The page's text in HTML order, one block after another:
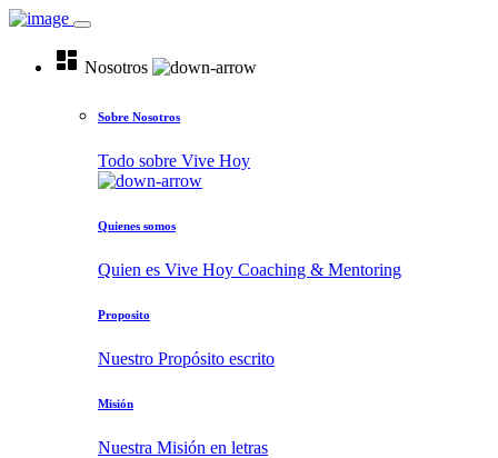
dashboard Nosotros
Sobre Nosotros
Todo sobre Vive Hoy
Quienes somos
Quien es Vive Hoy Coaching & Mentoring
Proposito
Nuestro Propósito escrito
Misión
Nuestra Misión en letras